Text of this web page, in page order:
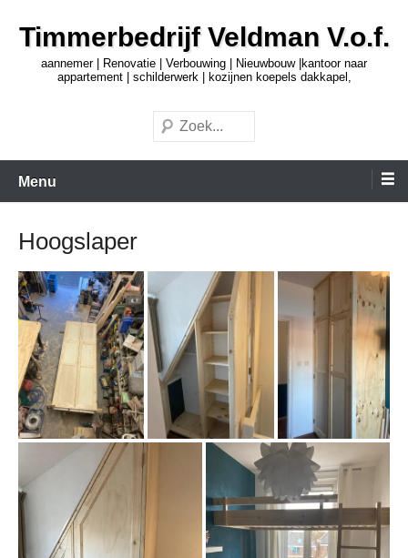
naarTimmerbedrijf Veldman V.o.f.
aannemer | Renovatie | Verbouwing | Nieuwbouw |kantoor naar
appartement | schilderwerk | kozijnen koepels dakkapel,
Zoeken
Menu
Hoogslaper